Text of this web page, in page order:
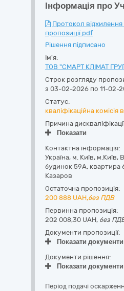
Інформація про
Протокол відхилення
пропозиції.pdf
Рішення підписано
Ім'я:
ТОВ "СМАРТ КЛІМАТ
Строк розгляду
з 03-02-2026 по 11-02-
Статус:
кваліфікаційна
Причина
Показати
Контактна інформація:
Україна, м. Київ, м.Київ,
будинок 59А, квартира
Казаров
Остаточна пропозиція:
200 888 UAH,без ПДВ
Первинна пропозиція:
202 008,30 UAH, без
Документи пропозиції:
Показати документи
Документи рішення:
Показати документи
Період подачі